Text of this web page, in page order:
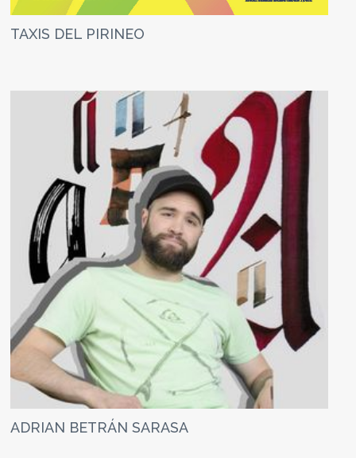
TAXIS DEL PIRINEO
ADRIAN BETRÁN SARASA